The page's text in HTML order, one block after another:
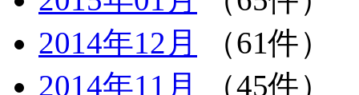
2014年12月
（61件）
2014年11月
（45件）